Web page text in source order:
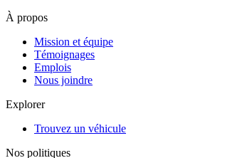
À propos
Mission et équipe
Témoignages
Emplois
Nous joindre
Explorer
Trouvez un véhicule
Nos politiques